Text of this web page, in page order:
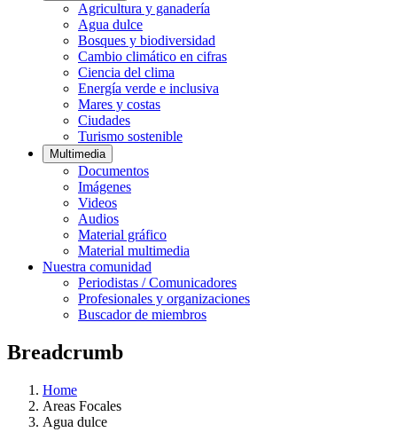
Agricultura y ganadería
Agua dulce
Bosques y biodiversidad
Cambio climático en cifras
Ciencia del clima
Energía verde e inclusiva
Mares y costas
Ciudades
Turismo sostenible
Multimedia
Documentos
Imágenes
Videos
Audios
Material gráfico
Material multimedia
Nuestra comunidad
Periodistas / Comunicadores
Profesionales y organizaciones
Buscador de miembros
Breadcrumb
Home
Areas Focales
Agua dulce